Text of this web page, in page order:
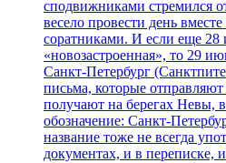
сподвижниками стремился
весело провести день
соратниками. И если еще 28
«новозастроенная», то 29
Санкт-Петербург
письма, которые
получают на берегах Невы,
обозначение: Санкт-
название тоже не всегда
документах, и в переписке,